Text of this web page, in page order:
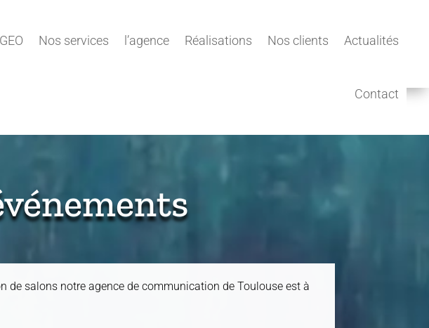
Nos services l’agence Réalisations Nos clients Actualités
Contact
salons notre agence de communication de Toulouse est à